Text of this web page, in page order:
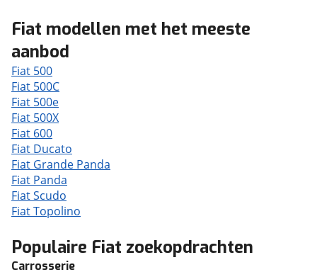
Fiat modellen met het meeste
aanbod
Fiat 500
Fiat 500C
Fiat 500e
Fiat 500X
Fiat 600
Fiat Ducato
Fiat Grande Panda
Fiat Panda
Fiat Scudo
Fiat Topolino
Populaire Fiat zoekopdrachten
Carrosserie